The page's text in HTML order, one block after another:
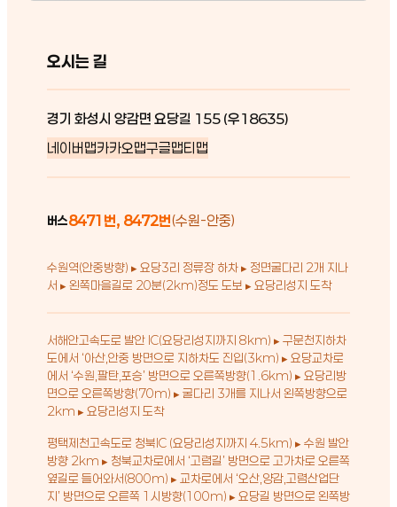
오시는 길
경기 화성시 양감면 요당길 155 (우18635)
네이버맵카카오맵구글맵티맵
버스8471번, 8472번(수원-안중)
수원역(안중방향) ▸ 요당3리 정류장 하차 ▸ 정면굴다리 2개 지나
서 ▸ 왼쪽마을길로 20분(2km)정도 도보 ▸ 요당리성지 도착
서해안고속도로 발안 IC(요당리성지까지 8km) ▸ 구문천지하차
도에서 ‘아산,안중 방면으로 지하차도 진입(3km) ▸ 요당교차로
에서 ‘수원,팔탄,포승’ 방면으로 오른쪽방향(1.6km) ▸ 요당리방
면으로 오른쪽방향(70m) ▸ 굴다리 3개를 지나서 왼쪽방향으로
2km ▸ 요당리성지 도착
평택제천고속도로 청북IC (요당리성지까지 4.5km) ▸ 수원 발안
방향 2km ▸ 청북교차로에서 ‘고렴길’ 방면으로 고가차로 오른쪽
옆길로 들어와서(800m) ▸ 교차로에서 ‘오산,양감,고렴산업단
지’ 방면으로 오른쪽 1시방향(100m) ▸ 요당길 방면으로 왼쪽방